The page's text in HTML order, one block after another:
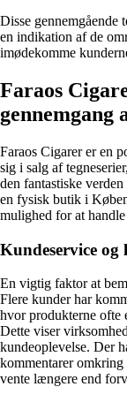
Disse gennemgående
en indikation af de
imødekomme
Faraos
gennemgang
Faraos Cigarer er en
sig i salg af
den fantastiske
en fysisk butik i
mulighed for at
Kundeservice og
En vigtig faktor at
Flere kunder har
hvor produkterne ofte
Dette viser
kundeoplevelse. Der
kommentarer
vente længere end